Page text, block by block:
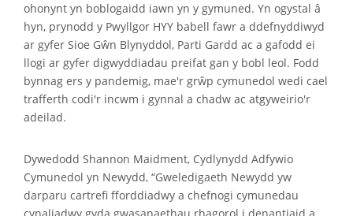
ohonynt yn boblogaidd iawn yn y gymuned. Yn ogystal â
hyn, prynodd y Pwyllgor HYY babell fawr a ddefnyddiwyd
ar gyfer Sioe Gŵn Blynyddol, Parti Gardd ac a gafodd ei
llogi ar gyfer digwyddiadau preifat gan y bobl leol. Fodd
bynnag ers y pandemig, mae'r grŵp cymunedol wedi cael
trafferth codi'r incwm i gynnal a chadw ac atgyweirio'r
adeilad.
Dywedodd Shannon Maidment, Cydlynydd Adfywio
Cymunedol yn Newydd, “Gweledigaeth Newydd yw
darparu cartrefi fforddiadwy a chefnogi cymunedau